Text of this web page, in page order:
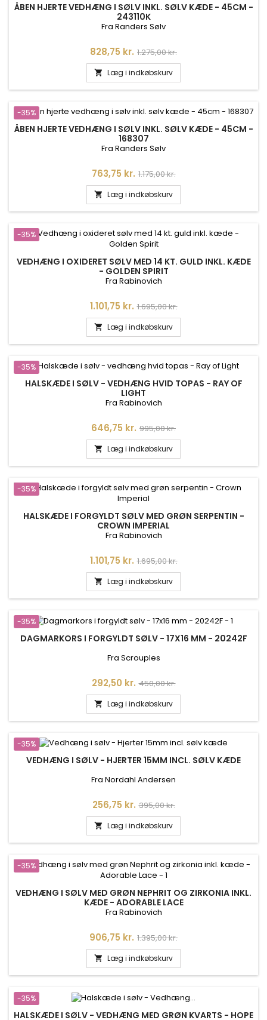
ÅBEN HJERTE VEDHÆNG I SØLV INKL. SØLV KÆDE - 45CM -
243110K
Fra Randers Sølv
Pris
828,75 kr. Normalpris
1.275,00 kr.
 Læg i indkøbskurv
-35%
ÅBEN HJERTE VEDHÆNG I SØLV INKL. SØLV KÆDE - 45CM -
168307
Fra Randers Sølv
Pris
763,75 kr. Normalpris
1.175,00 kr.
 Læg i indkøbskurv
-35%
VEDHÆNG I OXIDERET SØLV MED 14 KT. GULD INKL. KÆDE
- GOLDEN SPIRIT
Fra Rabinovich
Pris
1.101,75 kr. Normalpris
1.695,00 kr.
 Læg i indkøbskurv
-35%
HALSKÆDE I SØLV - VEDHÆNG HVID TOPAS - RAY OF
LIGHT
Fra Rabinovich
Pris
646,75 kr. Normalpris
995,00 kr.
 Læg i indkøbskurv
-35%
HALSKÆDE I FORGYLDT SØLV MED GRØN SERPENTIN -
CROWN IMPERIAL
Fra Rabinovich
Pris
1.101,75 kr. Normalpris
1.695,00 kr.
 Læg i indkøbskurv
-35%
DAGMARKORS I FORGYLDT SØLV - 17X16 MM - 20242F
Fra Scrouples
Pris
292,50 kr. Normalpris
450,00 kr.
 Læg i indkøbskurv
-35%
VEDHÆNG I SØLV - HJERTER 15MM INCL. SØLV KÆDE
Fra Nordahl Andersen
Pris
256,75 kr. Normalpris
395,00 kr.
 Læg i indkøbskurv
-35%
VEDHÆNG I SØLV MED GRØN NEPHRIT OG ZIRKONIA INKL.
KÆDE - ADORABLE LACE
Fra Rabinovich
Pris
906,75 kr. Normalpris
1.395,00 kr.
 Læg i indkøbskurv
-35%
HALSKÆDE I SØLV - VEDHÆNG MED GRØN KVARTS - HOPE